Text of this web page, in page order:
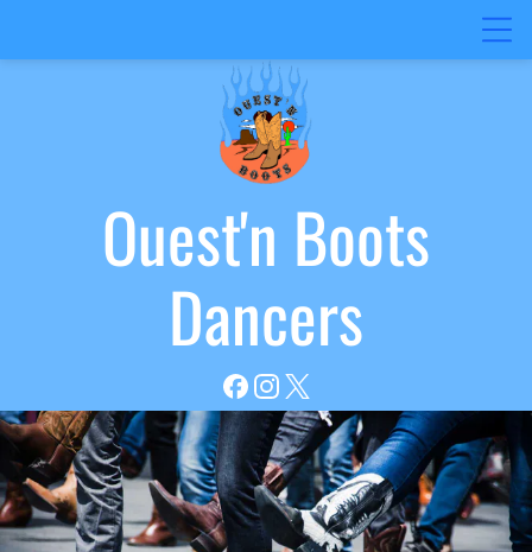
Ouest'n Boots
Dancers